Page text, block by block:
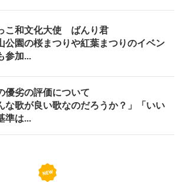
こ和文化大使 ばんり君
園の桜まつりや紅葉まつりのイベン
参加...
優劣の評価について
な歌が良い歌なのだろうか？」「いい
準は...